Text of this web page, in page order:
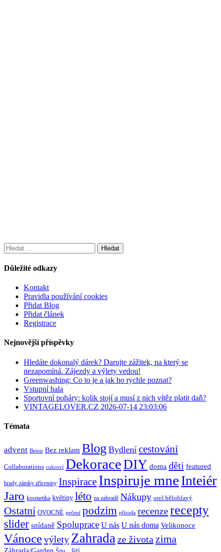
Vyhledávání
Důležité odkazy
Kontakt
Pravidla používání cookies
Přidat Blog
Přidat článek
Registrace
Nejnovější příspěvky
Hledáte dokonalý dárek? Darujte zážitek, na který se
nezapomíná. Zájezdy a výlety vedou!
Greenwashing: Co to je a jak ho rychle poznat?
Vstupní hala
Sportovní poháry: kolik stojí a musí z nich vítěz platit daň?
VINTAGELOVER.CZ 2026-07-14 23:03:06
Témata
advent Beton Bez reklam Blog Bydlení cestování
Collaborations cukroví DekoraceDIY doma děti featured
hrady zámky zříceniny Inspirace Inspiruje mneInteiér
Jaro kosmetika květiny léto na zahradě Nákupy orel bělohlavý
Ostatní OVOCNÉ pečení podzim příroda recenzerecepty
slider snídaně Spoluprace U nás U nás doma Velikonoce
Vánocevýlety Zahradaze života zima